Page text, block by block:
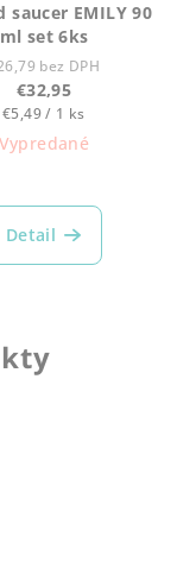
saucer EMILY 90
ml set 6ks
bez DPH
€32,95
Jednotková
cena:
€5,49 / 1 ks
Vypredané
Detail